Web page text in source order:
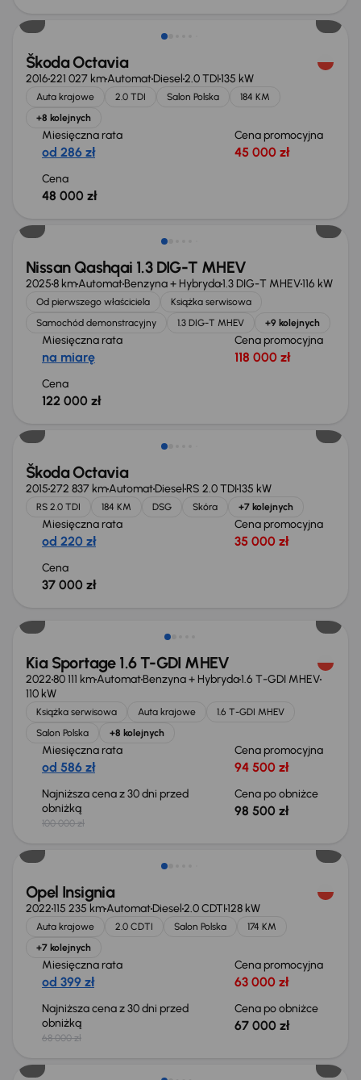
Škoda Octavia
2016221 027 kmAutomatDiesel2.0 TDI135 kW
Auta krajowe 2.0 TDI Salon Polska
184 KM
+8 kolejnych
Miesięczna rata
od 286 zł
Cena promocyjna
45 000 zł
Cena
48 000 zł
Od nowego taniej o 36 775 zł
Nissan Qashqai 1.3 DIG-T MHEV
20258 kmAutomatBenzyna + Hybryda1.3 DIG-T MHEV116 kW
Od pierwszego właściciela
Książka serwisowa
Samochód demonstracyjny
1.3 DIG-T MHEV +9 kolejnych
Miesięczna rata
na miarę
Cena promocyjna
118 000 zł
Cena
122 000 zł
Škoda Octavia
2015272 837 kmAutomatDiesel RS 2.0 TDI135 kW
RS 2.0 TDI 184 KM DSG Skóra +7 kolejnych
Miesięczna rata
od 220 zł
Cena promocyjna
35 000 zł
Cena
37 000 zł
Kia Sportage 1.6 T-GDI MHEV
202280 111 kmAutomatBenzyna + Hybryda1.6 T-GDI MHEV
110 kW
Książka serwisowa Auta krajowe
1.6 T-GDI MHEV
Salon Polska
+8 kolejnych
Miesięczna rata
od 586 zł
Cena promocyjna
94 500 zł
Najniższa cena z 30 dni przed
obniżką
100 000 zł
Cena po obniżce
98 500 zł
Taniej o 1 000 zł
Opel Insignia
2022115 235 kmAutomatDiesel2.0 CDTI128 kW
Auta krajowe 2.0 CDTI Salon Polska
174 KM
+7 kolejnych
Miesięczna rata
od 399 zł
Cena promocyjna
63 000 zł
Najniższa cena z 30 dni przed
obniżką
68 000 zł
Cena po obniżce
67 000 zł
Świeżo skupione